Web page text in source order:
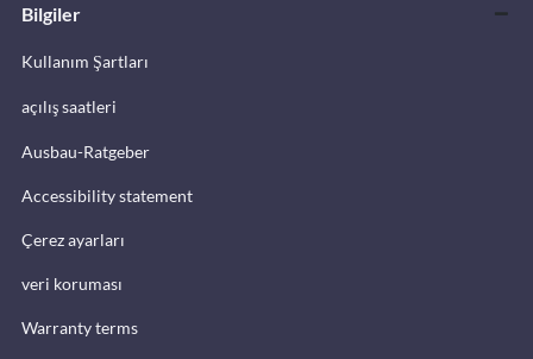
Bilgiler
Kullanım Şartları
açılış saatleri
Ausbau-Ratgeber
Accessibility statement
Çerez ayarları
veri koruması
Warranty terms